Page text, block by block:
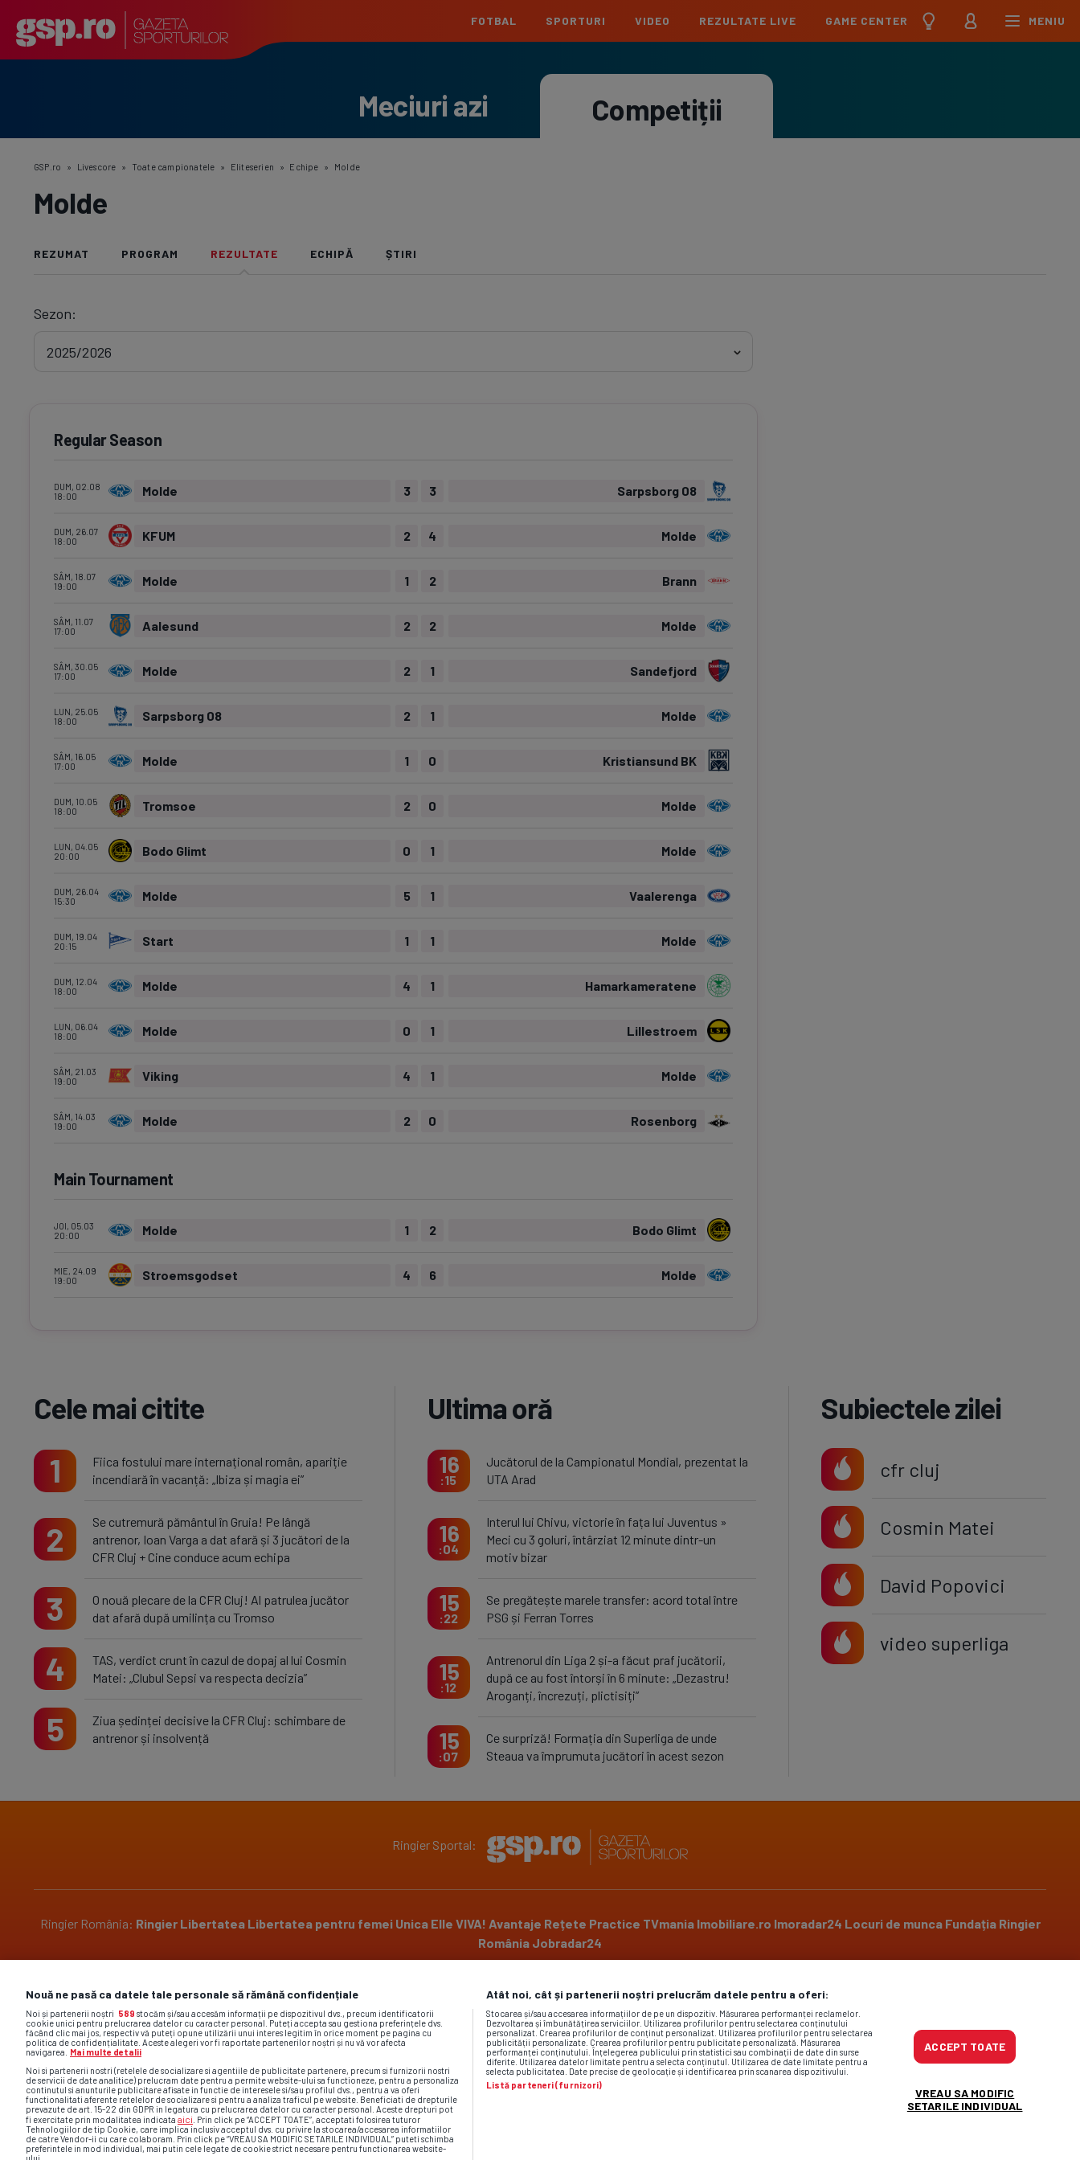
FOTBAL
Clasament
Liga 2
Echipe
Europa League
Meciuri
U21
Pariuri sportive
SPORTURI VIDEO REZULTATE LIVE GAME CENTER MENIU
Meciuri azi Competiții
GSP.ro » Livescore » Toate campionatele » Eliteserien » Echipe » Molde
Molde
REZUMAT PROGRAM REZULTATE ECHIPĂ ȘTIRI
Sezon:
Regular Season
DUM, 02.08
18:00
Molde 3 Sarpsborg 08
3
DUM, 26.07
18:00
KFUM 2 Molde
4
SÂM, 18.07
19:00
Molde 1 Brann
2
SÂM, 11.07
17:00
Aalesund 2 Molde
2
SÂM, 30.05
17:00
Molde 2 Sandefjord
1
LUN, 25.05
18:00
Sarpsborg 08 2 Molde
1
SÂM, 16.05
17:00
Molde 1 Kristiansund BK
0
DUM, 10.05
18:00
Tromsoe 2 Molde
0
LUN, 04.05
20:00
Bodo Glimt 0 Molde
1
DUM, 26.04
15:30
Molde 5 Vaalerenga
1
DUM, 19.04
20:15
Start 1 Molde
1
DUM, 12.04
18:00
Molde 4 Hamarkameratene
1
LUN, 06.04
18:00
Molde 0 Lillestroem
1
SÂM, 21.03
19:00
Viking 4 Molde
1
SÂM, 14.03
19:00
Molde 2 Rosenborg
0
Main Tournament
JOI, 05.03
20:00
Molde 1 Bodo Glimt
2
MIE, 24.09
19:00
Stroemsgodset 4 Molde
6
Cele mai citite
1
Fiica fostului mare internațional român, apariție
incendiară în vacanță: „Ibiza și magia ei”
2
Se cutremură pământul în Gruia! Pe lângă
antrenor, Ioan Varga a dat afară și 3 jucători de la
CFR Cluj + Cine conduce acum echipa
3
O nouă plecare de la CFR Cluj! Al patrulea jucător
dat afară după umilința cu Tromso
4
TAS, verdict crunt în cazul de dopaj al lui Cosmin
Matei: „Clubul Sepsi va respecta decizia”
5
Ziua ședinței decisive la CFR Cluj: schimbare de
antrenor și insolvență
Ultima oră
16
15
Jucătorul de la Campionatul Mondial, prezentat la
UTA Arad
16
04
Interul lui Chivu, victorie în fața lui Juventus »
Meci cu 3 goluri, întârziat 12 minute dintr-un
motiv bizar
15
22
Se pregătește marele transfer: acord total între
PSG și Ferran Torres
15
12
Antrenorul din Liga 2 și-a făcut praf jucătorii,
după ce au fost întorși în 6 minute: „Dezastru!
Aroganți, încrezuți, plictisiți”
15
07
Ce surpriză! Formația din Superliga de unde
Steaua va împrumuta jucători în acest sezon
Subiectele zilei
cfr cluj
Cosmin Matei
David Popovici
video superliga
Ringier Sportal:
Ringier România: Ringier Libertatea Libertatea pentru femei Unica Elle VIVA! Avantaje Rețete Practice TVmania Imobiliare.ro Imoradar24 Locuri de munca Fundația Ringier
România Jobradar24
Pariază responsabil! Decizia ONJN nr. 2304/29.10.2018.
Jocurile de noroc sunt interzise minorilor.
Site-ul gsp.ro foloseste cookies. Află mai multe accesândPolitica de cookies ,Termeni și condiții,Notă de informare - concursuri șiRegulile privind
comentariile|Contact GSP.ro | Gazeta Sporturilor
Despre Gazeta Sporturilor
Nouă ne pasă ca datele tale personale să rămână confidențiale
Noi și partenerii noștri 589 stocăm și/sau accesăm informații pe dispozitivul dvs., precum identificatorii
cookie unici pentru prelucrarea datelor cu caracter personal. Puteți accepta sau gestiona preferințele dvs.
făcând clic mai jos, respectiv vă puteți opune utilizării unui interes legitim în orice moment pe pagina cu
politica de confidențialitate. Aceste alegeri vor fi raportate partenerilor noștri și nu vă vor afecta
navigarea.
Mai multe detalii
Noi si partenerii nostri (retelele de socializare si agentiile de publicitate partenere, precum si furnizorii nostri
de servicii de date analitice) prelucram date pentru a permite website-ului sa functioneze, pentru a personaliza
continutul si anunturile publicitare afisate in functie de interesele si/sau profilul dvs., pentru a va oferi
functionalitati aferente retelelor de socializare si pentru a analiza traficul pe website. Beneficiati de drepturile
prevazute de art. 15-22 din GDPR in legatura cu prelucrarea datelor cu caracter personal. Aceste drepturi pot
fi exercitate prin modalitatea indicata aici . Prin click pe “ACCEPT TOATE”, acceptati folosirea tuturor
Tehnologiilor de tip Cookie, care implica inclusiv acceptul dvs. cu privire la stocarea/accesarea informatiilor
de catre Vendor-ii cu care colaboram. Prin click pe “VREAU SA MODIFIC SETARILE INDIVIDUAL” puteti schimba
preferintele in mod individual, mai putin cele legate de cookie strict necesare pentru functionarea website-
Atât noi, cât și partenerii noștri prelucrăm datele pentru a oferi:
Stocarea și/sau accesarea informațiilor de pe un dispozitiv. Măsurarea performanței reclamelor.
Dezvoltarea și îmbunătățirea serviciilor. Utilizarea profilurilor pentru selectarea conținutului
personalizat. Crearea profilurilor de conținut personalizat. Utilizarea profilurilor pentru selectarea
publicității personalizate. Crearea profilurilor pentru publicitate personalizată. Măsurarea
performanței conținutului. Înțelegerea publicului prin statistici sau combinații de date din surse
diferite. Utilizarea datelor limitate pentru a selecta conținutul. Utilizarea de date limitate pentru a
selecta publicitatea. Date precise de geolocație și identificarea prin scanarea dispozitivului.
Listă parteneri (furnizori)
ACCEPT TOATE
VREAU SA MODIFIC
SETARILE INDIVIDUAL